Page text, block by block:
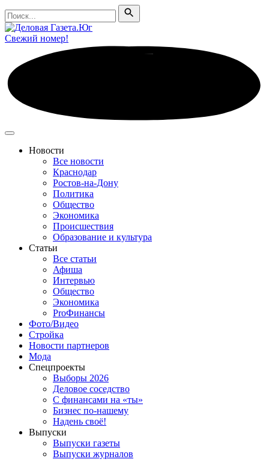
Поиск
Поиск
Свежий номер!
Новости
Все новости
Краснодар
Ростов-на-Дону
Политика
Общество
Экономика
Происшествия
Образование и культура
Статьи
Все статьи
Афиша
Интервью
Общество
Экономика
ProФинансы
Фото/Видео
Стройка
Новости партнеров
Мода
Спецпроекты
Выборы 2026
Деловое соседство
С финансами на «ты»
Бизнес по-нашему
Надень своё!
Выпуски
Выпуски газеты
Выпуски журналов